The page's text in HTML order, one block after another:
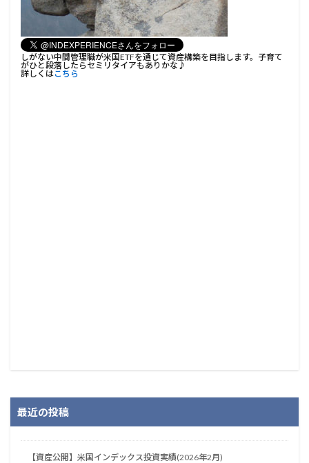
しがない中間管理職が米国ETFを通じて資産構築を目指します。子育て
がひと段落したらセミリタイアもありかな♪
詳しくはこちら
最近の投稿
【資産公開】米国インデックス投資実績(2026年2月)